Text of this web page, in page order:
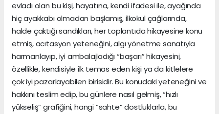
evladı olan bu kişi, hayatına, kendi ifadesi ile, ayağında
hiç ayakkabı olmadan başlamış, ilkokul çağlarında,
halde çaktığı sandıkları, her toplantıda hikayesine konu
etmiş, acıtasyon yeteneğini, algı yönetme sanatıyla
harmanlayıp, iyi ambalajladığı “başarı” hikayesini,
özellikle, kendisiyle ilk temas eden kişi ya da kitlelere
çok iyi pazarlayabilen birisidir. Bu konudaki yeteneğini ve
hakkını teslim edip, bu günlere nasıl gelmiş, “hızlı
yükseliş” grafiğini, hangi “sahte” dostluklarla, bu